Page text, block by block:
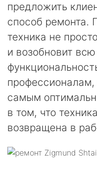
предложить
способ ремонта.
техника не
и возобновит
профессионалам,
самым
в том, что
возвращена в